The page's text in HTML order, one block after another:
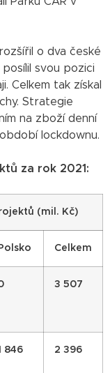
o dva české
svou pozici
Celkem tak získal
Strategie
na zboží denní
lockdownu.
za rok 2021:
(mil. Kč)
Celkem
3 507
846 2 396